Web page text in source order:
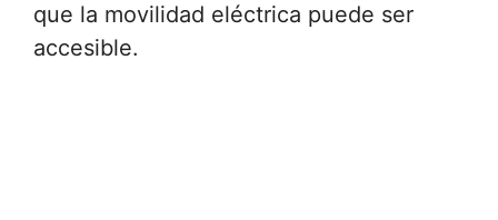
que la movilidad eléctrica puede ser
accesible.